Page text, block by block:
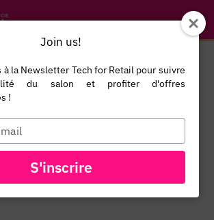
Sofiane
Regional
Lead South
Europe
Talon.One
Join us!
la Newsletter Tech for Retail pour suivre
du salon et profiter d'offres
!
S'inscrire